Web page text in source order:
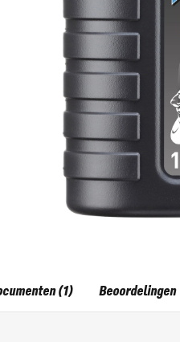
(1) Beoordelingen